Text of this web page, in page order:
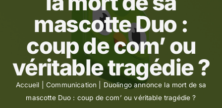
mascotte Duo :
coup de com’ ou
véritable tragédie ?
Accueil |Communication
Duolingo annonce la mort de sa
mascotte Duo : coup de com’ ou véritable tragédie ?